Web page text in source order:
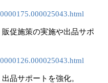
販促施策の実施や出品サポ
品サポートを強化。